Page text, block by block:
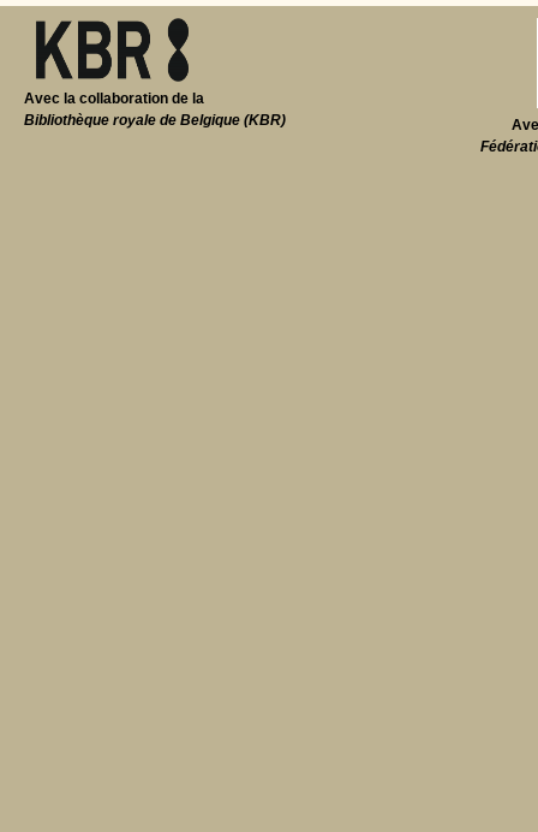
Avec la collaboration de la
Bibliothèque royale de Belgique (KBR)